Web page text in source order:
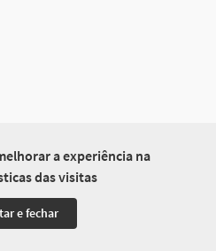
a experiência na
das visitas
e fechar